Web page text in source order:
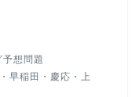
想問題
早稲田・慶応・上